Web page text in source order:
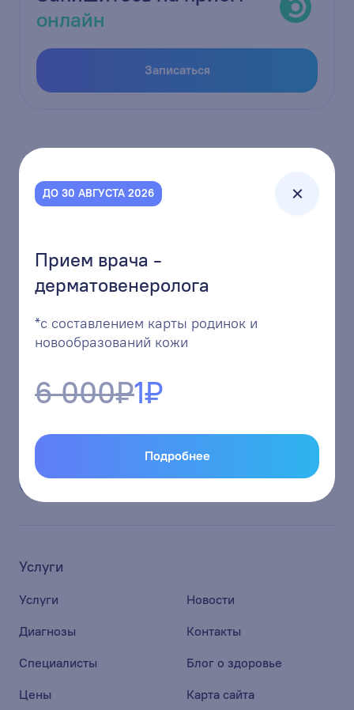
ДО 30 АВГУСТА 2026
Прием врача -
дерматовенеролога
*с составлением карты родинок и
новообразований кожи
6 000₽1₽
Подробнее
онлайн
Записаться
+7 (3842) 68-01-11
г.Кемерово, ул.Кузбасская 37
Страницы
в социальных сетях
Услуги
Услуги
Диагнозы
Специалисты
Цены
Новости
Контакты
Блог о здоровье
Карта сайта